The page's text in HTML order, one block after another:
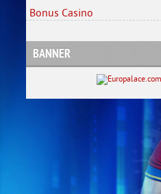
Bonus Casino
BANNER